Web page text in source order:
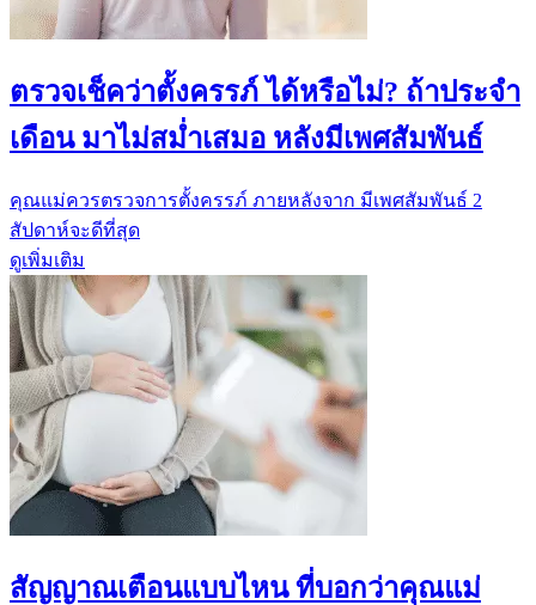
ตรวจเช็คว่าตั้งครรภ์ ได้หรือไม่? ถ้าประจำ
เดือน มาไม่สม่ำเสมอ หลังมีเพศสัมพันธ์
คุณแม่ควรตรวจการตั้งครรภ์ ภายหลังจาก มีเพศสัมพันธ์ 2
สัปดาห์จะดีที่สุด
ดูเพิ่มเติม
สัญญาณเตือนแบบไหน ที่บอกว่าคุณแม่